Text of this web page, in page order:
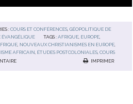
:COURS ET CONFÉRENCES, GÉOPOLITIQUE DE
ÉVANGÉLIQUE TAGS :AFRIQUE EUROPE
NOUVEAUX CHRISTIANISMES EN EUROPE
AFRICAIN ÉTUDES POSTCOLONIALES ,COURS
IMPRIMER